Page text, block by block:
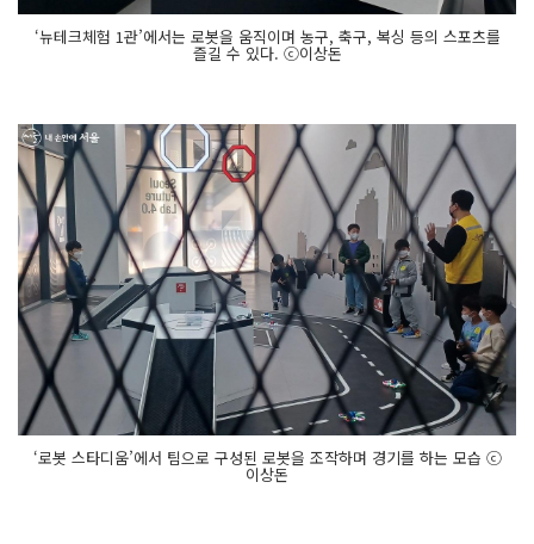
‘뉴테크체험 1관’에서는 로봇을 움직이며 농구, 축구, 복싱 등의 스포츠를
즐길 수 있다. ⓒ이상돈
‘로봇 스타디움’에서 팀으로 구성된 로봇을 조작하며 경기를 하는 모습 ⓒ
이상돈